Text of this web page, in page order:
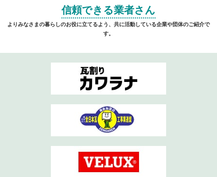
信頼できる業者さん
よりみなさまの暮らしのお役に立てるよう、共に活動している企業や団体のご紹介で
す。